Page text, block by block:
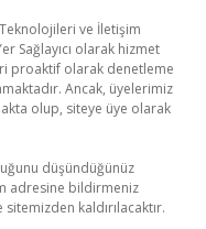
Teknolojileri ve İletişim
Sağlayıcı olarak hizmet
proaktif olarak denetleme
Ancak, üyelerimiz
olup, siteye üye olarak
düşündüğünüz
adresine bildirmeniz
kaldırılacaktır.